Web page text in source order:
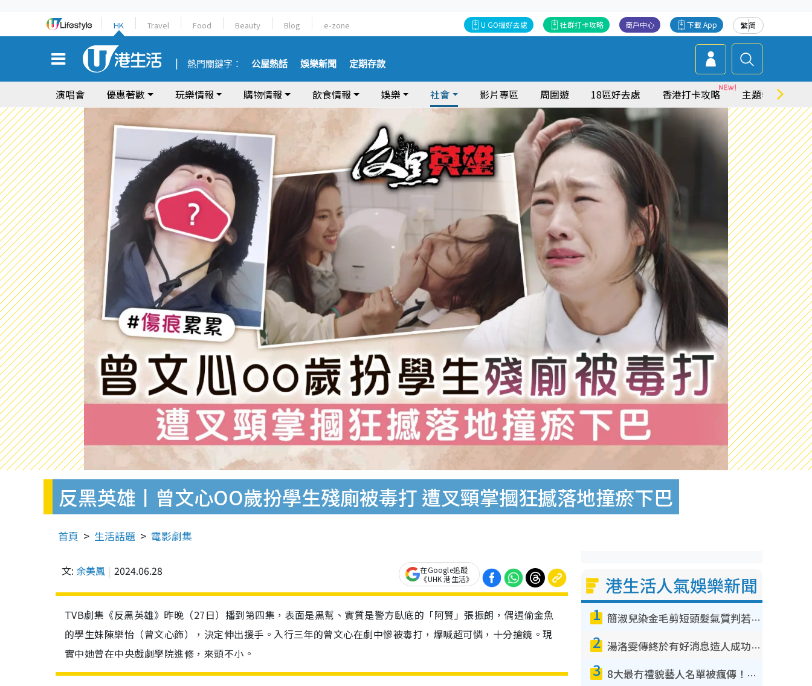
HK Travel Food Beauty Blog e-zone 繁简
下載 App
商戶中心
社群打卡攻略
U GO搵好去處
熱門關鍵字： 公屋熱話 娛樂新聞 定期存款
演唱會 優惠著數 玩樂情報 購物情報 飲食情報 娛樂 社會 影片專區 周圍遊 18區好去處 香港打卡攻略 主題特集
反黑英雄丨曾文心OO歲扮學生殘廁被毒打 遭叉頸掌摑狂撼落地撞瘀下巴
首頁 生活話題 電影劇集
文: 余美鳳 2024.06.28
在Google追蹤
《UHK 港生活》
TVB劇集《反黑英雄》昨晚（27日）播到第四集，表面是黑幫、實質是警方臥底的「阿賢」張振朗，偶遇偷金魚
的學生妹陳樂怡（曾文心飾），決定伸出援手。入行三年的曾文心在劇中慘被毒打，爆喊超可憐，十分搶鏡。現
實中她曾在中央戲劇學院進修，來頭不小。
港生活人氣娛樂新聞
1 簡淑兒染金毛剪短頭髮氣質判若兩人！嚇壞老公麥大力都認唔出：「你做咩事？」
2 湯洛雯傳終於有好消息造人成功！兩大細節曝孕味極濃惹猜測：大肚婆先會咁！
3 8大最冇禮貌藝人名單被瘋傳！網民揭發明星真面目 一致數臭呢位係無品天花板？